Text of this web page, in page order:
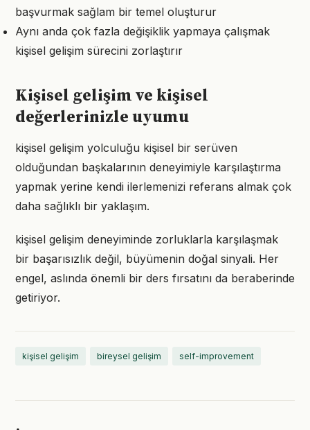
başvurmak sağlam bir temel oluşturur
Aynı anda çok fazla değişiklik yapmaya çalışmak
kişisel gelişim sürecini zorlaştırır
Kişisel gelişim ve kişisel
değerlerinizle uyumu
kişisel gelişim yolculuğu kişisel bir serüven
olduğundan başkalarının deneyimiyle karşılaştırma
yapmak yerine kendi ilerlemenizi referans almak çok
daha sağlıklı bir yaklaşım.
kişisel gelişim deneyiminde zorluklarla karşılaşmak
bir başarısızlık değil, büyümenin doğal sinyali. Her
engel, aslında önemli bir ders fırsatını da beraberinde
getiriyor.
kişisel gelişim bireysel gelişim self-improvement